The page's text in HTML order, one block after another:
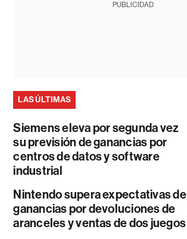
PUBLICIDAD
LAS ÚLTIMAS
Siemens eleva por segunda vez
su previsión de ganancias por
centros de datos y software
industrial
Nintendo supera expectativas de
ganancias por devoluciones de
aranceles y ventas de dos juegos